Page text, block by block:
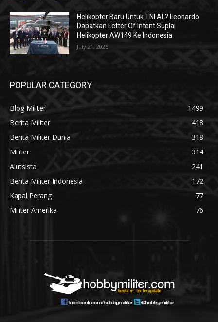
Helikopter Baru Untuk TNI AL? Leonardo
Dapatkan Letter Of Intent Suplai
Helikopter AW149 Ke Indonesia
July 21, 2026
POPULAR CATEGORY
Blog Militer
1499
Berita Militer
418
Berita Militer Dunia
318
Militer
314
Alutsista
241
Berita Militer Indonesia
172
Kapal Perang
77
Militer Amerika
76